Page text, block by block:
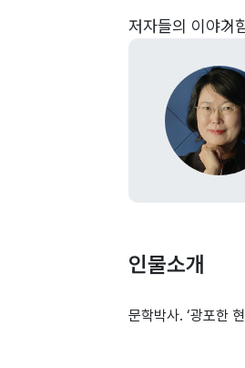
저자들의 이야기
인물소개
문학박사. ‘광포한